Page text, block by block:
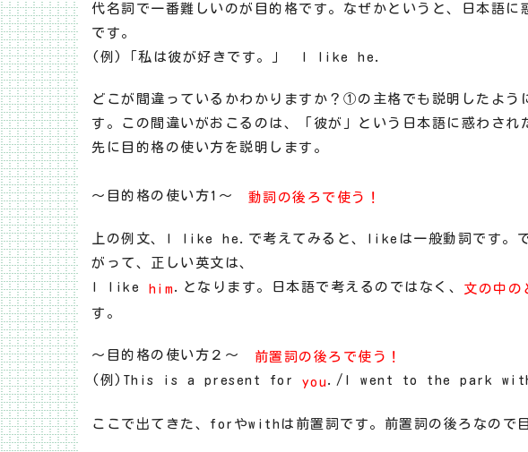
代名詞で一番難しいのが目的格です。なぜかというと、日本語
です。
(例)「私は彼が好きです。」 I like he.
どこが間違っているかわかりますか？①の主格でも説明したよ
す。この間違いがおこるのは、「彼が」という日本語に惑わさ
先に目的格の使い方を説明します。
～目的格の使い方1～ 動詞の後ろで使う！
上の例文、I like he.で考えてみると、likeは一般動詞です。
がって、正しい英文は、
I like him .となります。日本語で考えるのではなく、 文の中の
す。
～目的格の使い方２～ 前置詞の後ろで使う！
(例)This is a present for you ./I went to the park
ここで出てきた、forやwithは前置詞です。前置詞の後ろなので